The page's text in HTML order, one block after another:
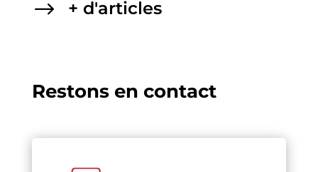
$ + d'articles
Restons en contact